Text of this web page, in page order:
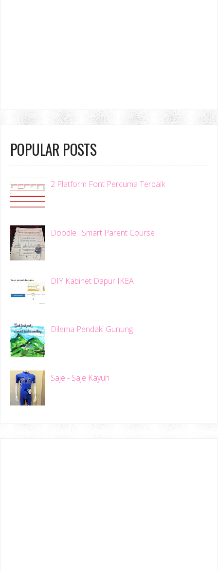
POPULAR POSTS
2 Platform Font Percuma Terbaik
Doodle : Smart Parent Course
DIY Kabinet Dapur IKEA
Dilema Pendaki Gunung
Saje - Saje Kayuh